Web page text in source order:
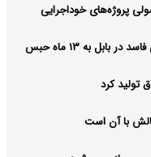
آغاز شد
آرشیو
پروژه‌های خوداجرایی
به ۱۳ ماه حبس
تولید کرد
با آن است